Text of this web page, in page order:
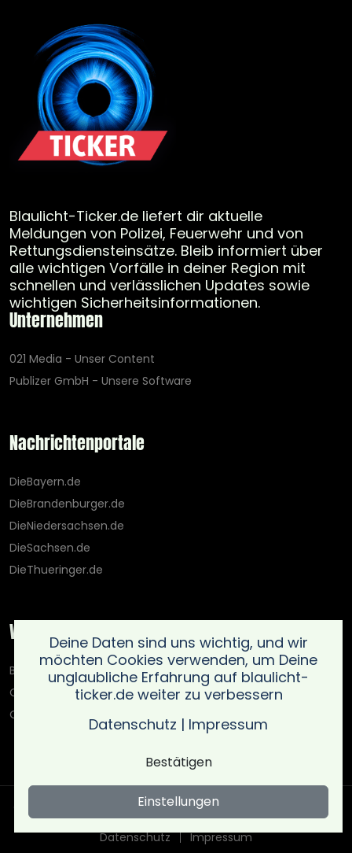
Blaulicht-Ticker.de liefert dir aktuelle
Meldungen von Polizei, Feuerwehr und von
Rettungsdiensteinsätze. Bleib informiert über
alle wichtigen Vorfälle in deiner Region mit
schnellen und verlässlichen Updates sowie
wichtigen Sicherheitsinformationen.
Unternehmen
021 Media - Unser Content
Publizer GmbH - Unsere Software
Nachrichtenportale
DieBayern.de
DieBrandenburger.de
DieNiedersachsen.de
DieSachsen.de
DieThueringer.de
Weitere Portale
Blaulicht-Ticker.de
Oberlausitz.holiday
OnlinedatingKompass.de
Copyright © Blaulicht Ticker 2026 .Ein Service der 021 Media
UG (haftungsbeschränkt). All rights reserved
Datenschutz
Impressum
Deine Daten sind uns wichtig, und wir
möchten Cookies verwenden, um Deine
unglaubliche Erfahrung auf blaulicht-
ticker.de weiter zu verbessern
Datenschutz | Impressum
Bestätigen
Einstellungen